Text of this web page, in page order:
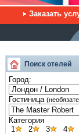
Заказать
Поиск отелей
Город:
Гостиница
Категория
1
2 3 4